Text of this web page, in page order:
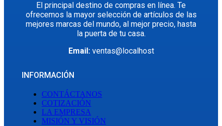
El principal destino de compras en línea. Te
ofrecemos la mayor selección de artículos de las
mejores marcas del mundo, al mejor precio, hasta
la puerta de tu casa.
Email:ventas@localhost
INFORMACIÓN
CONTÁCTANOS
COTIZACIÓN
LA EMPRESA
MISIÓN Y VISIÓN